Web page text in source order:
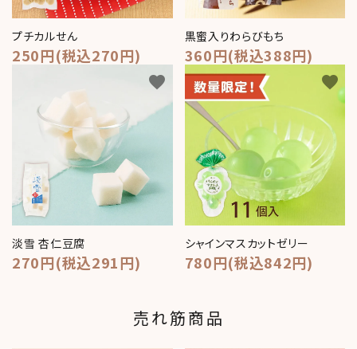
プチカルせん
250円(税込270円)
黒蜜入りわらびもち
360円(税込388円)
淡雪 杏仁豆腐
270円(税込291円)
favorite
シャインマスカットゼリー
780円(税込842円)
favorite
売れ筋商品